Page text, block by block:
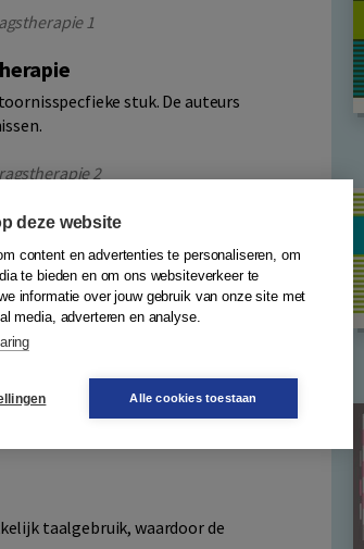
1
stuk. De auteurs
2
en 2'
0
taalgebruik, waardoor de
deze website
content en advertenties te personaliseren, om
te bieden en om ons websiteverkeer te
informatie over jouw gebruik van onze site met
media, adverteren en analyse.
Alle cookies toestaan